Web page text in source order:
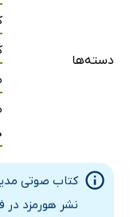
دسته‌ها
کتاب صوتی
نشر هورمزد در